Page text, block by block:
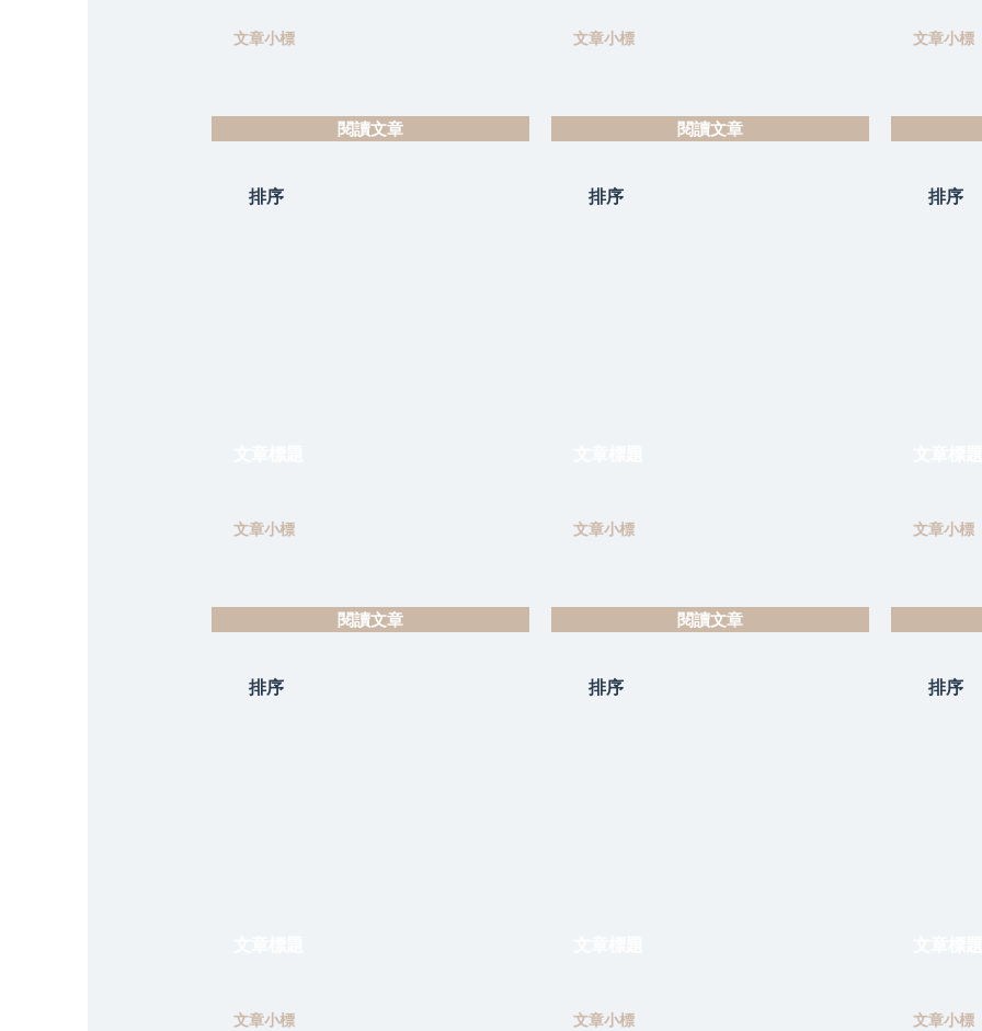
文章小標
閱讀文章
排序
文章小標
閱讀文章
排序
文章小標
文章小標
閱讀文章
排序
文章小標
閱讀文章
排序
文章小標
文章小標
排序
文章小標
排序
文章小標